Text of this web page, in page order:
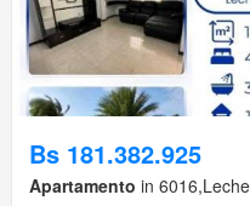
Bs 181.382.925
Apartamento in